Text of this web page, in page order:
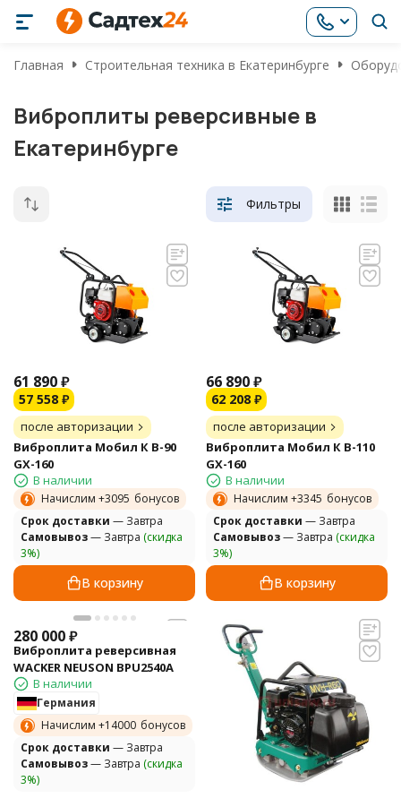
Главная Строительная техника в Екатеринбурге
Виброплиты реверсивные в
Екатеринбурге
Фильтры
61 890₽
57 558 ₽
после авторизации
Виброплита Мобил К В-90
GX-160
В наличии
Начислим +3095 бонусов
Cрок доставки — Завтра
Самовывоз— Завтра (скидка
3%)
В корзину
66 890₽
62 208 ₽
после авторизации
Виброплита Мобил К В-110
GX-160
В наличии
Начислим +3345 бонусов
Cрок доставки — Завтра
Самовывоз— Завтра (скидка
3%)
В корзину
280 000₽
Виброплита реверсивная
WACKER NEUSON BPU2540A
В наличии
Германия
Начислим +14000 бонусов
Cрок доставки — Завтра
Самовывоз— Завтра (скидка
3%)